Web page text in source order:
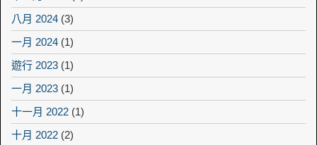
八月 2024 (3)
一月 2024 (1)
遊行 2023 (1)
一月 2023 (1)
十一月 2022 (1)
十月 2022 (2)